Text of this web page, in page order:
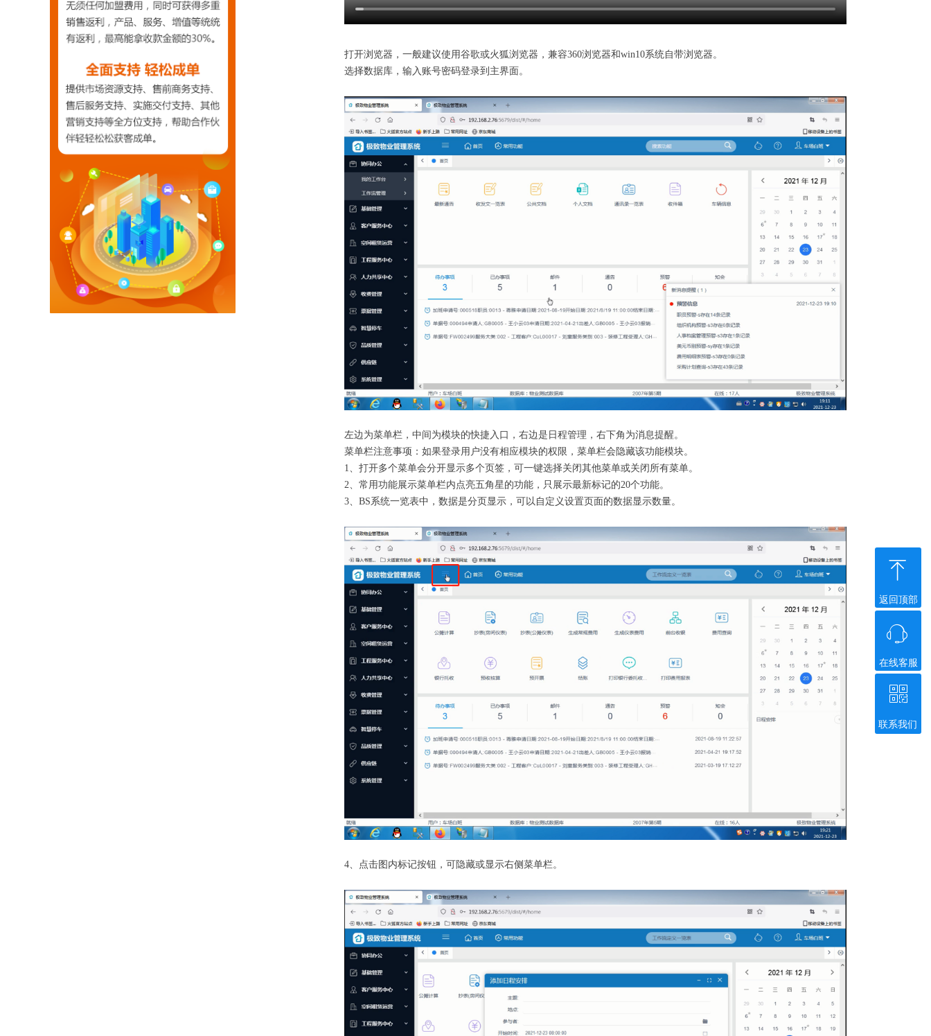
打开浏览器，一般建议使用谷歌或火狐浏览器，兼容360浏览器和win10系统自带浏览器。
选择数据库，输入账号密码登录到主界面。
左边为菜单栏，中间为模块的快捷入口，右边是日程管理，右下角为消息提醒。
菜单栏注意事项：如果登录用户没有相应模块的权限，菜单栏会隐藏该功能模块。
1、打开多个菜单会分开显示多个页签，可一键选择关闭其他菜单或关闭所有菜单。
2、常用功能展示菜单栏内点亮五角星的功能，只展示最新标记的20个功能。
3、BS系统一览表中，数据是分页显示，可以自定义设置页面的数据显示数量。
4、点击图内标记按钮，可隐藏或显示右侧菜单栏。
【相关文章推荐】
在线客服
ꁱ
返回顶部
ꁸ
联系我们
ꀥ
微信二维码